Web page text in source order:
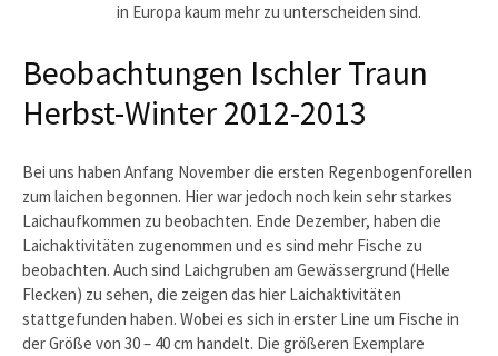
in Europa kaum mehr zu unterscheiden sind.
Beobachtungen Ischler Traun
Herbst-Winter 2012-2013
Bei uns haben Anfang November die ersten Regenbogenforellen
zum laichen begonnen. Hier war jedoch noch kein sehr starkes
Laichaufkommen zu beobachten. Ende Dezember, haben die
Laichaktivitäten zugenommen und es sind mehr Fische zu
beobachten. Auch sind Laichgruben am Gewässergrund (Helle
Flecken) zu sehen, die zeigen das hier Laichaktivitäten
stattgefunden haben. Wobei es sich in erster Line um Fische in
der Größe von 30 – 40 cm handelt. Die größeren Exemplare